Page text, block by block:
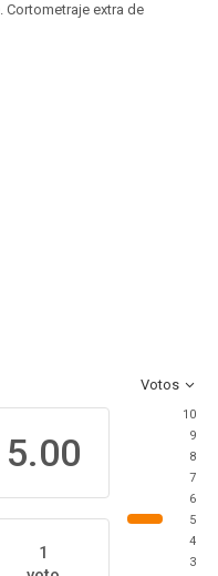
extra de
Votos
5.00
1
10
9
8
7
6
5
4
3